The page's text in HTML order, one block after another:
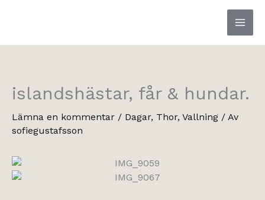
islandshästar, får & hundar.
Lämna en kommentar / Dagar, Thor, Vallning / Av
sofiegustafsson